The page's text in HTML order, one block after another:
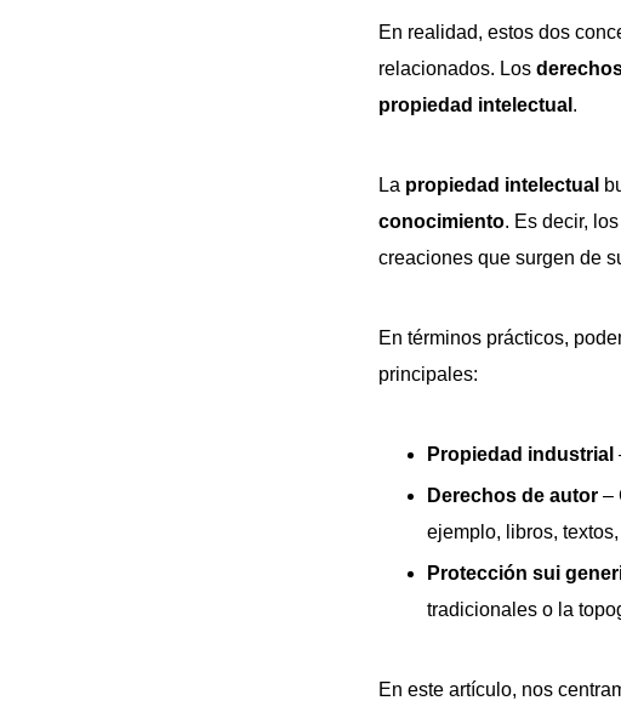
En realidad, estos dos
relacionados. Los
propiedad intelectual .
La propiedad intelectual
conocimiento. Es decir,
creaciones que surgen de
En términos prácticos,
principales:
Propiedad industrial
Derechos de autor –
ejemplo, libros,
Protección sui
tradicionales o la
En este artículo, nos